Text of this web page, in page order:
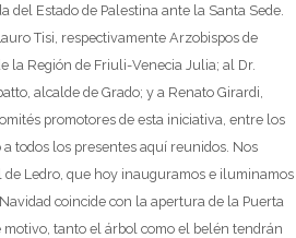
Estado de Palestina ante la Santa Sede.
Tisi, respectivamente Arzobispos de
la Región de Friuli-Venecia Julia; al Dr.
alcalde de Grado; y a Renato Girardi,
promotores de esta iniciativa, entre los
todos los presentes aquí reunidos. Nos
Ledro, que hoy inauguramos e iluminamos
coincide con la apertura de la Puerta
motivo, tanto el árbol como el belén tendrán